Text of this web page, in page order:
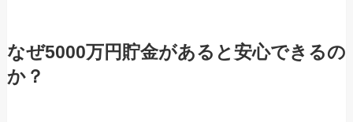
なぜ5000万円貯金があると安心できるの
か？